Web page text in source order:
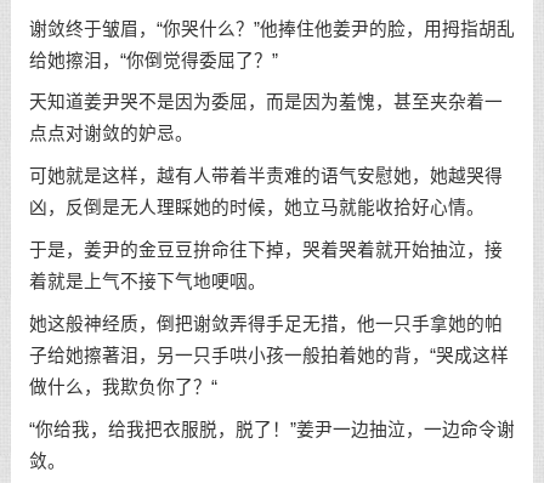
谢敛终于皱眉，“你哭什么？”他捧住他姜尹的脸，用拇指胡乱
给她擦泪，“你倒觉得委屈了？”
天知道姜尹哭不是因为委屈，而是因为羞愧，甚至夹杂着一
点点对谢敛的妒忌。
可她就是这样，越有人带着半责难的语气安慰她，她越哭得
凶，反倒是无人理睬她的时候，她立马就能收拾好心情。
于是，姜尹的金豆豆拚命往下掉，哭着哭着就开始抽泣，接
着就是上气不接下气地哽咽。
她这般神经质，倒把谢敛弄得手足无措，他一只手拿她的帕
子给她擦著泪，另一只手哄小孩一般拍着她的背，“哭成这样
做什么，我欺负你了？“
“你给我，给我把衣服脱，脱了！”姜尹一边抽泣，一边命令谢
敛。